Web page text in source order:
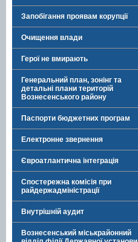
Запобігання проявам корупції
Очищення влади
Герої не вмирають
Генеральний план, зонінг та
детальні плани територій
Вознесенського району
Паспорти бюджетних програм
Електронне звернення
Євроатлантична інтеграція
Спостережна комісія при
райдержадміністрації
Внутрішній аудит
Вознесенський міськрайонний